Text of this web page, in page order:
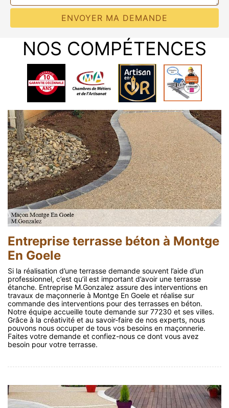
NOS COMPÉTENCES
Entreprise terrasse béton à Montge
En Goele
Si la réalisation d’une terrasse demande souvent l’aide d’un
professionnel, c’est qu’il est important d’avoir une terrasse
étanche. Entreprise M.Gonzalez assure des interventions en
travaux de maçonnerie à Montge En Goele et réalise sur
commande des interventions pour des terrasses en béton.
Notre équipe accueille toute demande sur 77230 et ses villes.
Grâce à la créativité et au savoir-faire de nos experts, nous
pouvons nous occuper de tous vos besoins en maçonnerie.
Faites votre demande et confiez-nous ce dont vous avez
besoin pour votre terrasse.